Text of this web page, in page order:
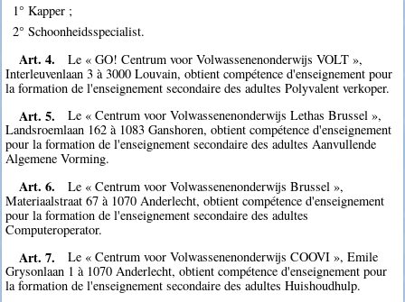
1° Kapper ;
2° Schoonheidsspecialist.
Art. 4.
Le « GO! Centrum voor Volwassenenonderwijs VOLT »,
Interleuvenlaan 3 à 3000 Louvain, obtient compétence d'enseignement pour
la formation de l'enseignement secondaire des adultes Polyvalent verkoper.
Art. 5.
Le « Centrum voor Volwassenenonderwijs Lethas Brussel »,
Landsroemlaan 162 à 1083 Ganshoren, obtient compétence d'enseignement
pour la formation de l'enseignement secondaire des adultes Aanvullende
Algemene Vorming.
Art. 6.
Le « Centrum voor Volwassenenonderwijs Brussel »,
Materiaalstraat 67 à 1070 Anderlecht, obtient compétence d'enseignement
pour la formation de l'enseignement secondaire des adultes
Computeroperator.
Art. 7.
Le « Centrum voor Volwassenenonderwijs COOVI », Emile
Grysonlaan 1 à 1070 Anderlecht, obtient compétence d'enseignement pour
la formation de l'enseignement secondaire des adultes Huishoudhulp.